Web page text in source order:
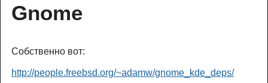
Gnome
Собственно вот:
http://people.freebsd.org/~adamw/gnome_kde_deps/